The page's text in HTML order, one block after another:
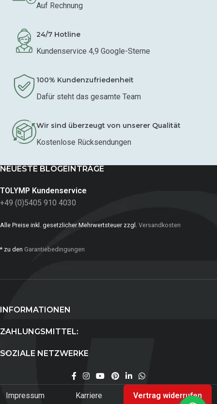
Auf Rechnung
24/7 Hotline
Kundenservice 4,9 Google-Sterne
100% Kundenzufriedenheit
Dafür steht das gesamte Team
Wir sind überzeugt von unserer Qualität
Kostenlose Rücksendungen
NEUESTE BLOGEINTRÄGE
TOLYMP Kundenservice
+49 (0)5405 910 4030
Alle Preise inkl. gesetzlicher Mehrwertsteuer zzgl. Versandkosten
* zu den Garantiebedingungen
INFORMATIONEN
ZAHLUNGSMITTEL:
SOZIALE NETZWERKE
Impressum Karriere Vertrag widerrufen